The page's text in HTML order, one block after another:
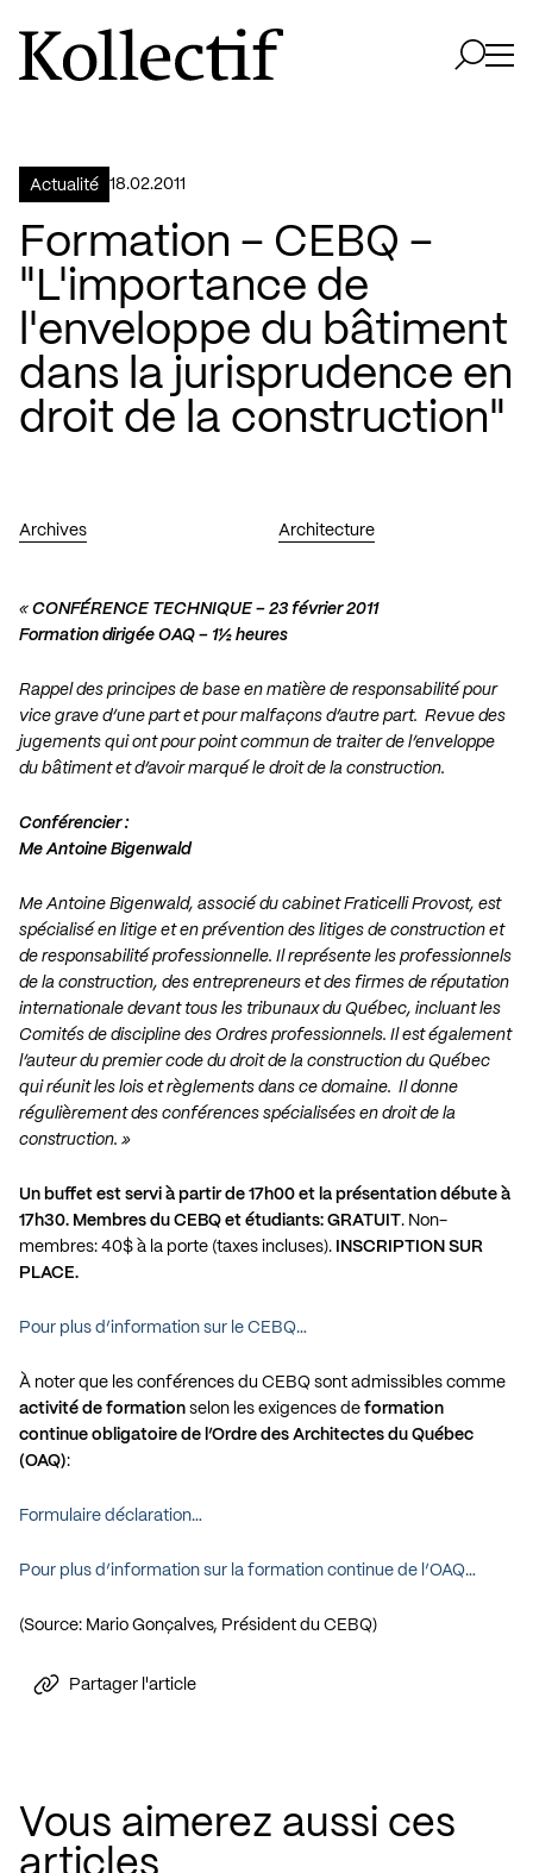
Aller à la page d'accueil
Logo Kollectif
Actualité 18.02.2011
Formation – CEBQ –
"L'importance de
l'enveloppe du bâtiment
dans la jurisprudence en
droit de la construction"
Archives Architecture
« CONFÉRENCE TECHNIQUE – 23 février 2011
Formation dirigée OAQ – 1½ heures
Rappel des principes de base en matière de responsabilité pour
vice grave d’une part et pour malfaçons d’autre part. Revue des
jugements qui ont pour point commun de traiter de l’enveloppe
du bâtiment et d’avoir marqué le droit de la construction.
Conférencier :
Me Antoine Bigenwald
Me Antoine Bigenwald, associé du cabinet Fraticelli Provost, est
spécialisé en litige et en prévention des litiges de construction et
de responsabilité professionnelle. Il représente les professionnels
de la construction, des entrepreneurs et des firmes de réputation
internationale devant tous les tribunaux du Québec, incluant les
Comités de discipline des Ordres professionnels. Il est également
l’auteur du premier code du droit de la construction du Québec
qui réunit les lois et règlements dans ce domaine. Il donne
régulièrement des conférences spécialisées en droit de la
construction. »
Un buffet est servi à partir de 17h00 et la présentation débute à
17h30. Membres du CEBQ et étudiants: GRATUIT. Non-
membres: 40$ à la porte (taxes incluses). INSCRIPTION SUR
PLACE.
Pour plus d’information sur le CEBQ…
À noter que les conférences du CEBQ sont admissibles comme
activité de formation selon les exigences de formation
continue obligatoire de l’Ordre des Architectes du Québec
(OAQ):
Formulaire déclaration…
Pour plus d’information sur la formation continue de l’OAQ…
(Source: Mario Gonçalves, Président du CEBQ)
Partager l'article
Vous aimerez aussi ces